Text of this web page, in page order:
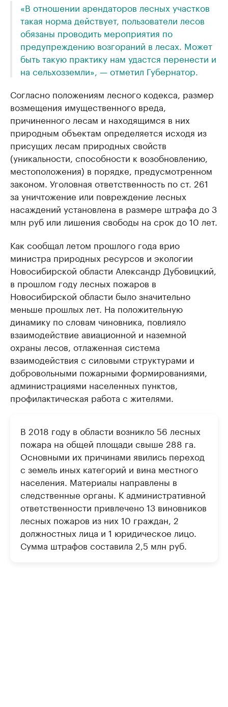
«В отношении арендаторов лесных участков
такая норма действует, пользователи лесов
обязаны проводить мероприятия по
предупреждению возгораний в лесах. Может
быть такую практику нам удастся перенести и
на сельхозземли», — отметил Губернатор.
Согласно положениям лесного кодекса, размер
возмещения имущественного вреда,
причиненного лесам и находящимся в них
природным объектам определяется исходя из
присущих лесам природных свойств
(уникальности, способности к возобновлению,
местоположения) в порядке, предусмотренном
законом. Уголовная ответственность по ст. 261
за уничтожение или повреждение лесных
насаждений установлена в размере штрафа до 3
млн руб или лишения свободы на срок до 10 лет.
Как сообщал летом прошлого года врио
министра природных ресурсов и экологии
Новосибирской области Александр Дубовицкий,
в прошлом году лесных пожаров в
Новосибирской области было значительно
меньше прошлых лет. На положительную
динамику по словам чиновника, повлияло
взаимодействие авиационной и наземной
охраны лесов, отлаженная система
взаимодействия с силовыми структурами и
добровольными пожарными формированиями,
администрациями населенных пунктов,
профилактическая работа с жителями.
В 2018 году в области возникло 56 лесных
пожара на общей площади свыше 288 га.
Основными их причинами явились переход
с земель иных категорий и вина местного
населения. Материалы направлены в
следственные органы. К административной
ответственности привлечено 13 виновников
лесных пожаров из них 10 граждан, 2
должностных лица и 1 юридическое лицо.
Сумма штрафов составила 2,5 млн руб.